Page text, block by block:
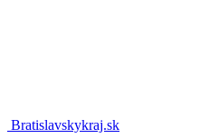
Bratislavskykraj.sk